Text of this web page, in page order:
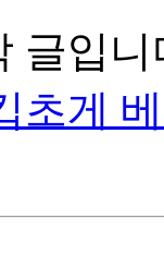
글입니
초게